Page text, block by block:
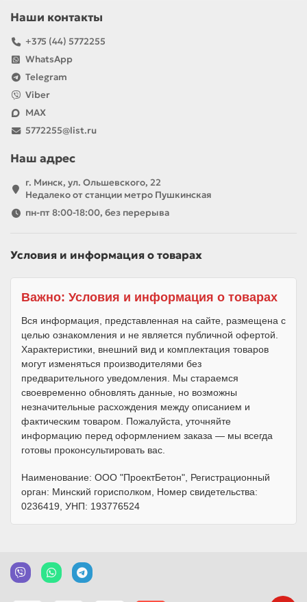
Наши контакты
+375 (44) 5772255
WhatsApp
Telegram
Viber
MAX
5772255@list.ru
Наш адрес
г. Минск, ул. Ольшевского, 22
Недалеко от станции метро Пушкинская
пн-пт 8:00-18:00, без перерыва
Условия и информация о товарах
Важно: Условия и информация о товарах
Вся информация, представленная на сайте, размещена с
целью ознакомления и не является публичной офертой.
Характеристики, внешний вид и комплектация товаров
могут изменяться производителями без
предварительного уведомления. Мы стараемся
своевременно обновлять данные, но возможны
незначительные расхождения между описанием и
фактическим товаром. Пожалуйста, уточняйте
информацию перед оформлением заказа — мы всегда
готовы проконсультировать вас.
Наименование: ООО "ПроектБетон", Регистрационный
орган: Минский горисполком, Номер свидетельства:
0236419, УНП: 193776524